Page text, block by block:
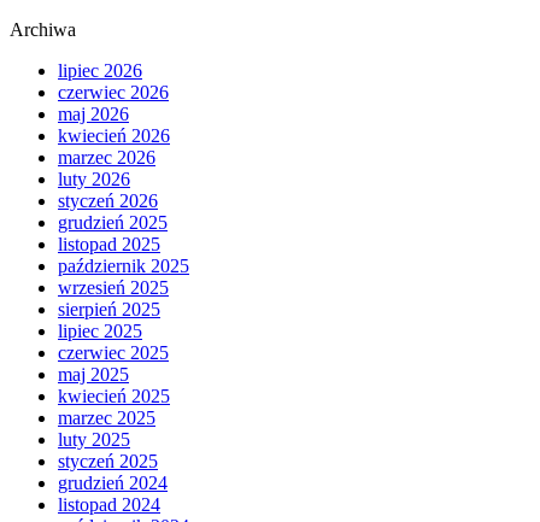
Archiwa
lipiec 2026
czerwiec 2026
maj 2026
kwiecień 2026
marzec 2026
luty 2026
styczeń 2026
grudzień 2025
listopad 2025
październik 2025
wrzesień 2025
sierpień 2025
lipiec 2025
czerwiec 2025
maj 2025
kwiecień 2025
marzec 2025
luty 2025
styczeń 2025
grudzień 2024
listopad 2024